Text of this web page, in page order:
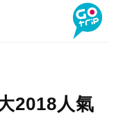
2018人氣